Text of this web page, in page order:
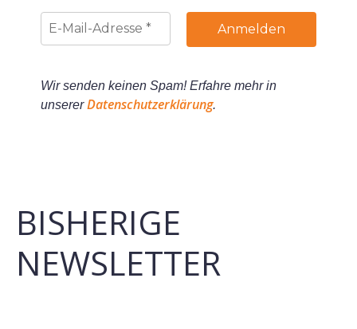
Wir senden keinen Spam! Erfahre mehr in
unsererDatenschutzerklärung.
BISHERIGE
NEWSLETTER